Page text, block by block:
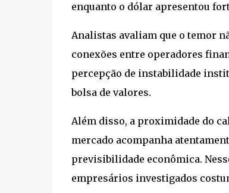
enquanto o dólar apresentou
Analistas avaliam que o temor
conexões entre operadores
percepção de instabilidade
bolsa de valores.
Além disso, a proximidade do
mercado acompanha
previsibilidade econômica.
empresários investigados